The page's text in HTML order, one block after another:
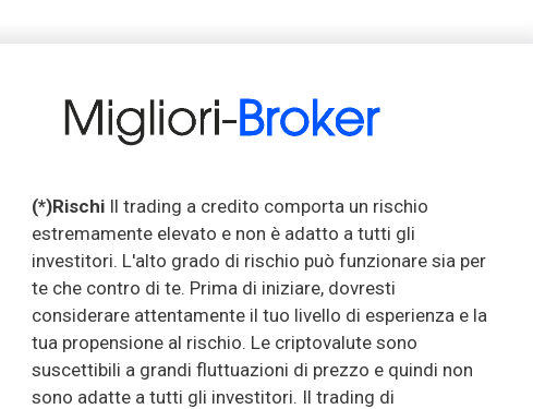
(*)Rischi Il trading a credito comporta un rischio
estremamente elevato e non è adatto a tutti gli
investitori. L'alto grado di rischio può funzionare sia per
te che contro di te. Prima di iniziare, dovresti
considerare attentamente il tuo livello di esperienza e la
tua propensione al rischio. Le criptovalute sono
suscettibili a grandi fluttuazioni di prezzo e quindi non
sono adatte a tutti gli investitori. Il trading di